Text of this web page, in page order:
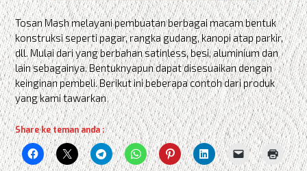
Tosan Mash melayani pembuatan berbagai macam bentuk
konstruksi seperti pagar, rangka gudang, kanopi atap parkir,
dll. Mulai dari yang berbahan satinless, besi, aluminium dan
lain sebagainya. Bentuknyapun dapat disesuaikan dengan
keinginan pembeli. Berikut ini beberapa contoh dari produk
yang kami tawarkan
Share ke teman anda :